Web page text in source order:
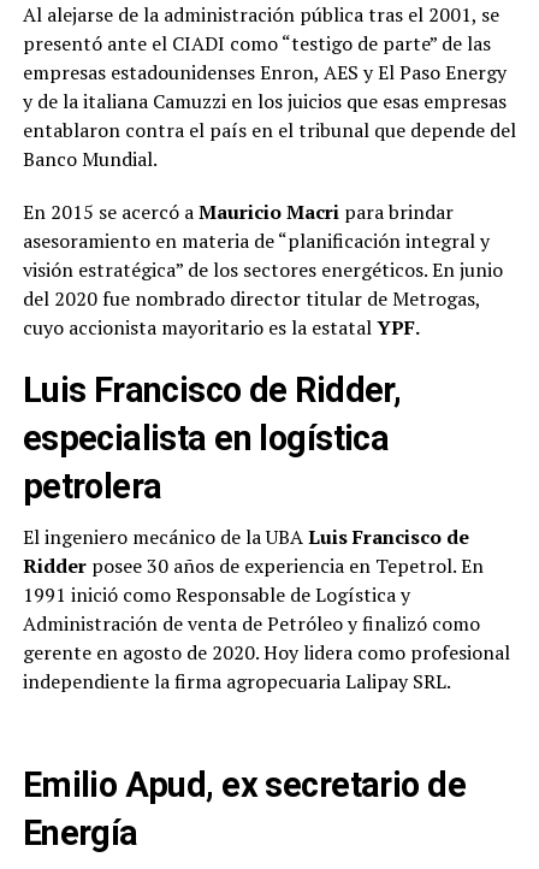
Al alejarse de la administración pública tras el 2001, se
presentó ante el CIADI como “testigo de parte” de las
empresas estadounidenses Enron, AES y El Paso Energy
y de la italiana Camuzzi en los juicios que esas empresas
entablaron contra el país en el tribunal que depende del
Banco Mundial.
En 2015 se acercó aMauricio Macripara brindar
asesoramiento en materia de “planificación integral y
visión estratégica” de los sectores energéticos. En junio
del 2020 fue nombrado director titular de Metrogas,
cuyo accionista mayoritario es la estatalYPF.
Luis Francisco de Ridder,
especialista en logística
petrolera
El ingeniero mecánico de la UBALuis Francisco de
Ridderposee 30 años de experiencia en Tepetrol. En
1991 inició como Responsable de Logística y
Administración de venta de Petróleo y finalizó como
gerente en agosto de 2020. Hoy lidera como profesional
independiente la firma agropecuaria Lalipay SRL.
Emilio Apud, ex secretario de
Energía